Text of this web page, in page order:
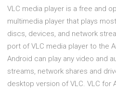
VLC media player is a free and
multimedia player that plays
discs, devices, and network
port of VLC media player to the
Android can play any video and
streams, network shares and
desktop version of VLC. VLC for